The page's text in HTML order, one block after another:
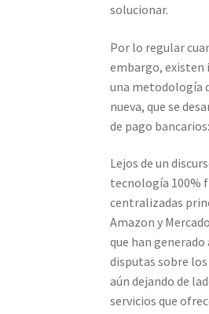
solucionar.
Por lo regular
embargo, existen
una metodología
nueva, que se
de pago
Lejos de un
tecnología 100%
centralizadas
Amazon y
que han
disputas sobre
aún dejando de
servicios que